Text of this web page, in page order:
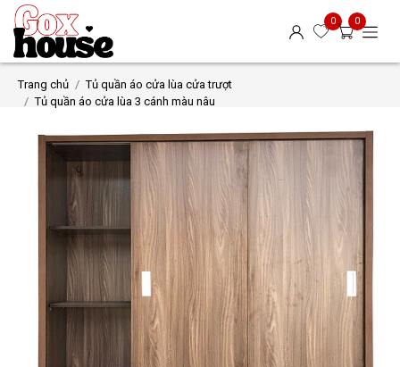
0 0
Trang chủ
Tủ quần áo cửa lùa cửa trượt
Tủ quần áo cửa lùa 3 cánh màu nâu